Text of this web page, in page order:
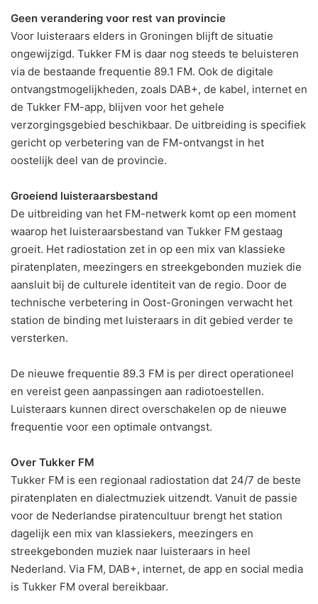
Geen verandering voor rest van provincie
Voor luisteraars elders in Groningen blijft de situatie
ongewijzigd. Tukker FM is daar nog steeds te beluisteren
via de bestaande frequentie 89.1 FM. Ook de digitale
ontvangstmogelijkheden, zoals DAB+, de kabel, internet en
de Tukker FM-app, blijven voor het gehele
verzorgingsgebied beschikbaar. De uitbreiding is specifiek
gericht op verbetering van de FM-ontvangst in het
oostelijk deel van de provincie.
Groeiend luisteraarsbestand
De uitbreiding van het FM-netwerk komt op een moment
waarop het luisteraarsbestand van Tukker FM gestaag
groeit. Het radiostation zet in op een mix van klassieke
piratenplaten, meezingers en streekgebonden muziek die
aansluit bij de culturele identiteit van de regio. Door de
technische verbetering in Oost-Groningen verwacht het
station de binding met luisteraars in dit gebied verder te
versterken.
De nieuwe frequentie 89.3 FM is per direct operationeel
en vereist geen aanpassingen aan radiotoestellen.
Luisteraars kunnen direct overschakelen op de nieuwe
frequentie voor een optimale ontvangst.
Over Tukker FM
Tukker FM is een regionaal radiostation dat 24/7 de beste
piratenplaten en dialectmuziek uitzendt. Vanuit de passie
voor de Nederlandse piratencultuur brengt het station
dagelijk een mix van klassiekers, meezingers en
streekgebonden muziek naar luisteraars in heel
Nederland. Via FM, DAB+, internet, de app en social media
is Tukker FM overal bereikbaar.